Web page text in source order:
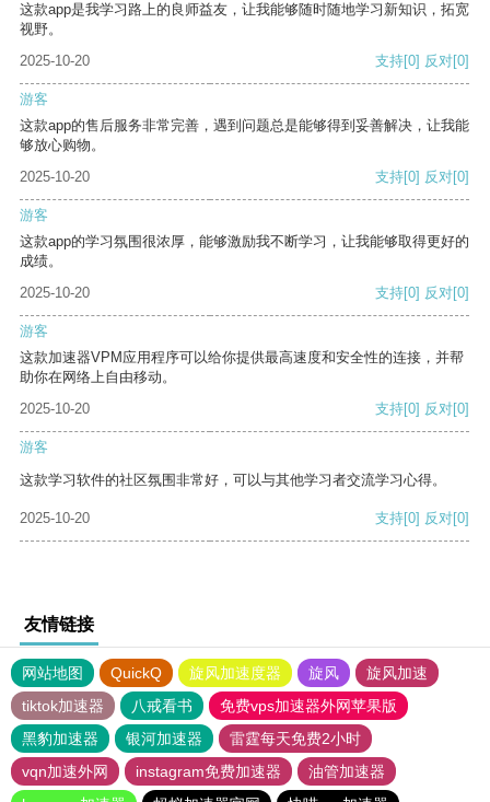
这款app是我学习路上的良师益友，让我能够随时随地学习新知识，拓宽
视野。
2025-10-20
支持[0] 反对[0]
游客
这款app的售后服务非常完善，遇到问题总是能够得到妥善解决，让我能
够放心购物。
2025-10-20
支持[0] 反对[0]
游客
这款app的学习氛围很浓厚，能够激励我不断学习，让我能够取得更好的
成绩。
2025-10-20
支持[0] 反对[0]
游客
这款加速器VPM应用程序可以给你提供最高速度和安全性的连接，并帮
助你在网络上自由移动。
2025-10-20
支持[0] 反对[0]
游客
这款学习软件的社区氛围非常好，可以与其他学习者交流学习心得。
2025-10-20 支持[0] 反对[0]
友情链接
网站地图 QuickQ 旋风加速度器 旋风
旋风加速
tiktok加速器
八戒看书
免费vps加速器外网苹果版
黑豹加速器
银河加速器
雷霆每天免费2小时
vqn加速外网
instagram免费加速器
油管加速器